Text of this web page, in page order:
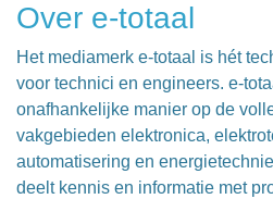
Over e-totaal
Het mediamerk e-totaal is hét
voor technici en engineers. e-
onafhankelijke manier op de
vakgebieden elektronica,
automatisering en
deelt kennis en informatie met